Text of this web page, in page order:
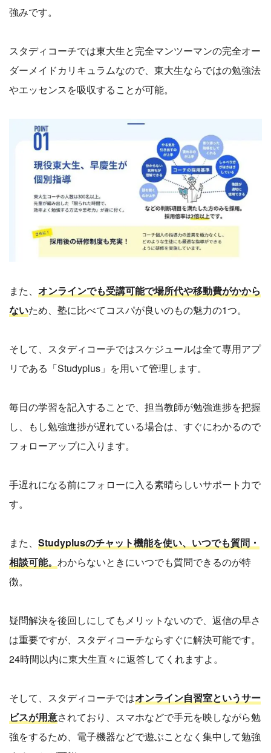
強みです。
スタディコーチでは東大生と完全マンツーマンの完全オー
ダーメイドカリキュラムなので、東大生ならではの勉強法
やエッセンスを吸収することが可能。
また、 オンラインでも受講可能で場所代や移動費がかから
ないため、塾に比べてコスパが良いのもの魅力の1つ。
そして、スタディコーチではスケジュールは全て専用アプ
リである「Studyplus」を用いて管理します。
毎日の学習を記入することで、担当教師が勉強進捗を把握
し、もし勉強進捗が遅れている場合は、すぐにわかるので
フォローアップに入ります。
手遅れになる前にフォローに入る素晴らしいサポート力で
す。
また、 Studyplusのチャット機能を使い、いつでも質問・
相談可能。 わからないときにいつでも質問できるのが特
徴。
疑問解決を後回しにしてもメリットないので、返信の早さ
は重要ですが、スタディコーチならすぐに解決可能です。
24時間以内に東大生直々に返答してくれますよ。
そして、スタディコーチではオンライン自習室というサー
ビスが用意されており、スマホなどで手元を映しながら勉
強をするため、電子機器などで遊ぶことなく集中して勉強